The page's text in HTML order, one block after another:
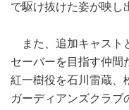
で駆け抜けた姿が映し
また、追加キャスト
セーバーを目指す仲間
紅一樹役を石川雷蔵、
ガーディアンズクラブ